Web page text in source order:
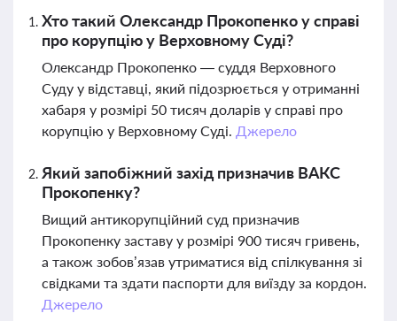
Хто такий Олександр Прокопенко у справі
про корупцію у Верховному Суді?
Олександр Прокопенко — суддя Верховного
Суду у відставці, який підозрюється у отриманні
хабаря у розмірі 50 тисяч доларів у справі про
корупцію у Верховному Суді. Джерело
Який запобіжний захід призначив ВАКС
Прокопенку?
Вищий антикорупційний суд призначив
Прокопенку заставу у розмірі 900 тисяч гривень,
а також зобов’язав утриматися від спілкування зі
свідками та здати паспорти для виїзду за кордон.
Джерело